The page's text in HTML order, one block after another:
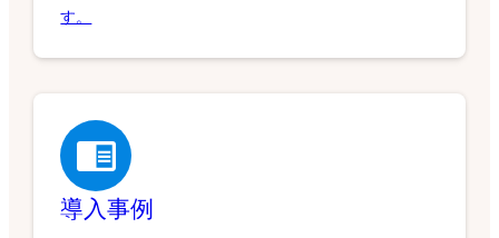
す。
導入事例